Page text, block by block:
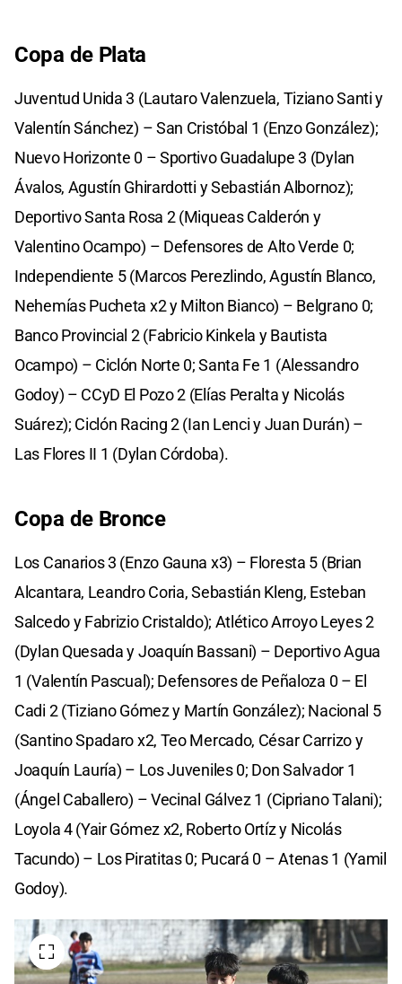
Copa de Plata
Juventud Unida 3 (Lautaro Valenzuela, Tiziano Santi y
Valentín Sánchez) – San Cristóbal 1 (Enzo González);
Nuevo Horizonte 0 – Sportivo Guadalupe 3 (Dylan
Ávalos, Agustín Ghirardotti y Sebastián Albornoz);
Deportivo Santa Rosa 2 (Miqueas Calderón y
Valentino Ocampo) – Defensores de Alto Verde 0;
Independiente 5 (Marcos Perezlindo, Agustín Blanco,
Nehemías Pucheta x2 y Milton Bianco) – Belgrano 0;
Banco Provincial 2 (Fabricio Kinkela y Bautista
Ocampo) – Ciclón Norte 0; Santa Fe 1 (Alessandro
Godoy) – CCyD El Pozo 2 (Elías Peralta y Nicolás
Suárez); Ciclón Racing 2 (Ian Lenci y Juan Durán) –
Las Flores II 1 (Dylan Córdoba).
Copa de Bronce
Los Canarios 3 (Enzo Gauna x3) – Floresta 5 (Brian
Alcantara, Leandro Coria, Sebastián Kleng, Esteban
Salcedo y Fabrizio Cristaldo); Atlético Arroyo Leyes 2
(Dylan Quesada y Joaquín Bassani) – Deportivo Agua
1 (Valentín Pascual); Defensores de Peñaloza 0 – El
Cadi 2 (Tiziano Gómez y Martín González); Nacional 5
(Santino Spadaro x2, Teo Mercado, César Carrizo y
Joaquín Lauría) – Los Juveniles 0; Don Salvador 1
(Ángel Caballero) – Vecinal Gálvez 1 (Cipriano Talani);
Loyola 4 (Yair Gómez x2, Roberto Ortíz y Nicolás
Tacundo) – Los Piratitas 0; Pucará 0 – Atenas 1 (Yamil
Godoy).